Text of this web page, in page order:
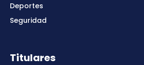
Deportes
Seguridad
Titulares